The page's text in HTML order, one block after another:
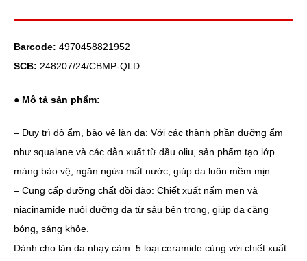
Barcode: 4970458821952
SCB: 248207/24/CBMP-QLD
● Mô tả sản phẩm:
– Duy trì độ ẩm, bảo vệ làn da: Với các thành phần dưỡng ẩm
như squalane và các dẫn xuất từ dầu oliu, sản phẩm tạo lớp
màng bảo vệ, ngăn ngừa mất nước, giúp da luôn mềm mịn.
– Cung cấp dưỡng chất dồi dào: Chiết xuất nấm men và
niacinamide nuôi dưỡng da từ sâu bên trong, giúp da căng
bóng, sáng khỏe.
Dành cho làn da nhạy cảm: 5 loại ceramide cùng với chiết xuất